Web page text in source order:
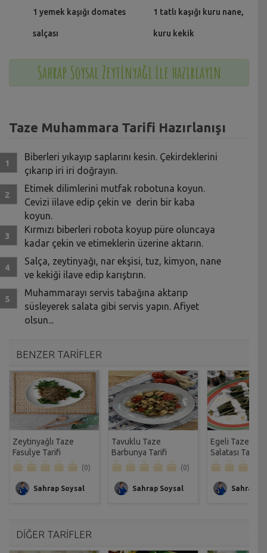
1 yemek kaşığı domates
salçası
1 tatlı kaşığı kuru nane,
kuru kekik
Sahrap Soysal Zeytinyağı ile hazırlayın
Taze Muhammara Tarifi Hazırlanışı
Biberleri yıkayıp saplarını kesin. Çekirdeklerini
çıkarıp iri iri doğrayın.
Etimek dilimlerini mutfak robotuna koyun.
Cevizi iilave edip çekin ve derin bir kaba
koyun.
Kırmızı biberleri robota koyup püre oluncaya
kadar çekin ve etimeklerin üzerine aktarın.
Salça, zeytinyağı, nar ekşisi, tuz, kimyon, nane
ve kekiği ilave edip karıştırın.
Muhammarayı servis tabağına aktarıp
süsleyerek salata gibi servis yapın. Afiyet
olsun...
BENZER TARİFLER
Zeytinyağlı Taze
Fasulye Tarifi
(0)
Sahrap Soysal
Tavuklu Taze
Barbunya Tarifi
(0)
Sahrap Soysal
Egeli Taze
Salatası Tarifi
Sahrap
DİĞER TARİFLER